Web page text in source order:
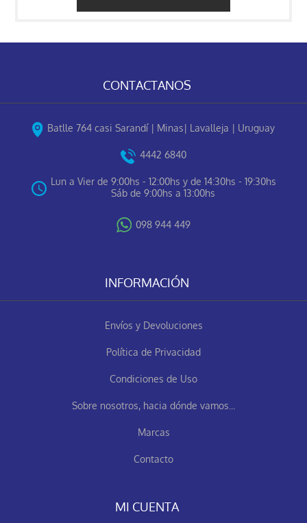
CONTACTANOS
Batlle 764 casi Sarandí | Minas| Lavalleja | Uruguay
4442 6840
Lun a Vier de 9:00hs - 12:00hs y de 14:30hs - 19:30hs
Sáb de 9:00hs a 13:00hs
098 944 449
INFORMACIÓN
Envíos y Devoluciones
Política de Privacidad
Condiciones de Uso
Sobre nosotros, hacia dónde vamos...
Marcas
Contacto
MI CUENTA